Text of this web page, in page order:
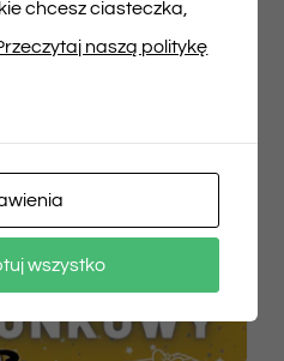
Szczegóły
chcesz ciasteczka,
naszą politykę
wszystko